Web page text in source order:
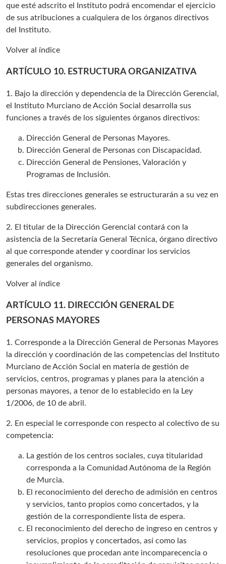
que esté adscrito el Instituto podrá encomendar el ejercicio
de sus atribuciones a cualquiera de los órganos directivos
del Instituto.
Volver al índice
ARTÍCULO 10. ESTRUCTURA ORGANIZATIVA
1. Bajo la dirección y dependencia de la Dirección Gerencial,
el Instituto Murciano de Acción Social desarrolla sus
funciones a través de los siguientes órganos directivos:
Dirección General de Personas Mayores.
Dirección General de Personas con Discapacidad.
Dirección General de Pensiones, Valoración y
Programas de Inclusión.
Estas tres direcciones generales se estructurarán a su vez en
subdirecciones generales.
2. El titular de la Dirección Gerencial contará con la
asistencia de la Secretaría General Técnica, órgano directivo
al que corresponde atender y coordinar los servicios
generales del organismo.
Volver al índice
ARTÍCULO 11. DIRECCIÓN GENERAL DE
PERSONAS MAYORES
1. Corresponde a la Dirección General de Personas Mayores
la dirección y coordinación de las competencias del Instituto
Murciano de Acción Social en materia de gestión de
servicios, centros, programas y planes para la atención a
personas mayores, a tenor de lo establecido en la Ley
1/2006, de 10 de abril.
2. En especial le corresponde con respecto al colectivo de su
competencia:
La gestión de los centros sociales, cuya titularidad
corresponda a la Comunidad Autónoma de la Región
de Murcia.
El reconocimiento del derecho de admisión en centros
y servicios, tanto propios como concertados, y la
gestión de la correspondiente lista de espera.
El reconocimiento del derecho de ingreso en centros y
servicios, propios y concertados, así como las
resoluciones que procedan ante incomparecencia o